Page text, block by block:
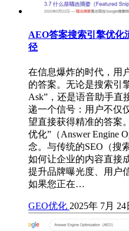
AEO答案搜索引擎优化
径
在信息爆炸的时代，用
的答案。无论是搜索引
Ask”，还是语音助手直
递一个信号：用户不仅
望直接获得精准的答案
优化”（Answer Engine
念。与传统的SEO（搜
如何让企业的内容直接
提升品牌曝光度、用户
如果您正在…
GEO优化 2025年 7月 24